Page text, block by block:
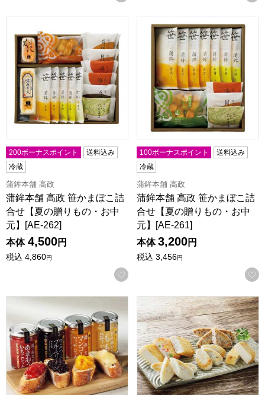
蒲鉾本舗 高政 笹かまぼこ詰合せ【夏の贈りもの・お中元】
200ボーナスポイント
送料込み
冷蔵
蒲鉾本舗 高政
蒲鉾本舗 高政 笹かまぼこ詰
合せ【夏の贈りもの・お中
元】[AE-262]
本体 4,500円
税込 4,860円
お気に入りに登録する
蒲鉾本舗 高政 笹かまぼこ詰
100ボーナスポイント
送料込み
冷蔵
蒲鉾本舗 高政
蒲鉾本舗 高政 笹かまぼこ詰
合せ【夏の贈りもの・お中
元】[AE-261]
本体 3,200円
税込 3,456円
セゾンファクトリー ジャム4個詰合せ【夏の贈りもの・お中
佐々直 笹かまぼこ詰合せ【